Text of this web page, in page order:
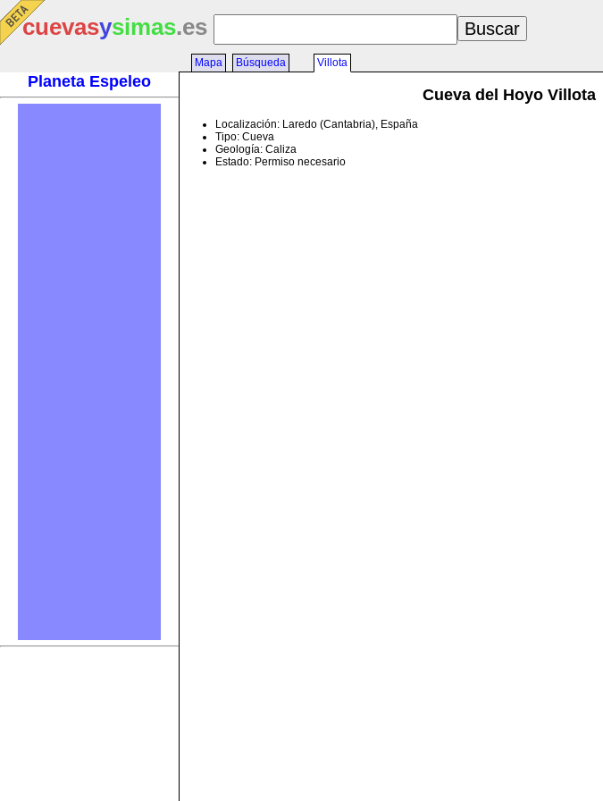
cuevasysimas.es
Planeta Espeleo
Mapa Búsqueda Villota
Cueva del Hoyo Villota
Localización: Laredo (Cantabria), España
Tipo: Cueva
Geología: Caliza
Estado: Permiso necesario